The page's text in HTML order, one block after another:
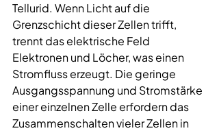
Tellurid. Wenn Licht auf die
Grenzschicht dieser Zellen trifft,
trennt das elektrische Feld
Elektronen und Löcher, was einen
Stromfluss erzeugt. Die geringe
Ausgangsspannung und Stromstärke
einer einzelnen Zelle erfordern das
Zusammenschalten vieler Zellen in